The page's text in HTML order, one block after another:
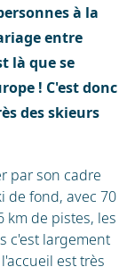
à la
entre
là que se
! C'est donc
des skieurs
par son cadre
de fond, avec 70
km de pistes, les
c'est largement
est très